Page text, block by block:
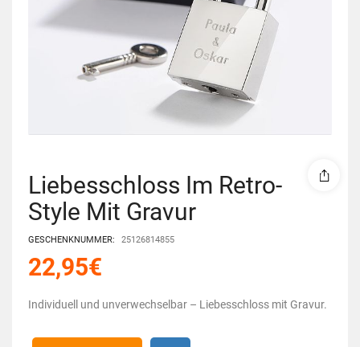
Liebesschloss Im Retro-
Style Mit Gravur
GESCHENKNUMMER: 25126814855
22,95€
Individuell und unverwechselbar – Liebesschloss mit Gravur.